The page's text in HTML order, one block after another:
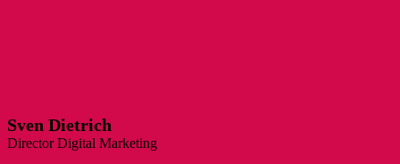
Sven Dietrich
Director Digital Marketing